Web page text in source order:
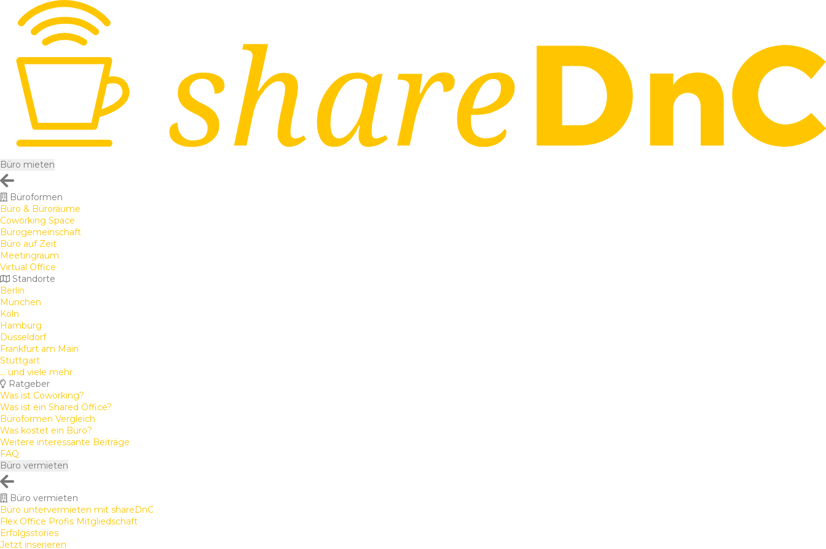
Büro mieten
Büroformen
Büro & Büroräume
Coworking Space
Bürogemeinschaft
Büro auf Zeit
Meetingraum
Virtual Office
Standorte
Berlin
München
Köln
Hamburg
Düsseldorf
Frankfurt am Main
Stuttgart
... und viele mehr
Ratgeber
Was ist Coworking?
Was ist ein Shared Office?
Büroformen Vergleich
Was kostet ein Büro?
Weitere interessante Beiträge
FAQ
Büro vermieten
Büro vermieten
Büro untervermieten mit shareDnC
Flex Office Profis Mitgliedschaft
Erfolgsstories
Jetzt inserieren